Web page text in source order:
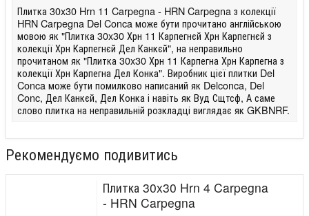
Плитка 30x30 Hrn 11 Carpegna - HRN Carpegna з колекції
HRN Carpegna Del Conca може бути прочитано англійською
мовою як "Плитка 30x30 Хрн 11 Карпегнєй Хрн Карпегнєй з
колекції Хрн Карпегнєй Дел Канкєй", на неправильно
прочитаном як "Плитка 30x30 Хрн 11 Карпегна Хрн Карпегна з
колекції Хрн Карпегна Дел Конка". Виробник цієї плитки Del
Conca може бути помилково написаний як Delconca, Del
Conc, Дел Канкєй, Дел Конка і навіть як Вуд Сщтсф, А саме
слово плитка на неправильній розкладці виглядає як GKBNRF.
Рекомендуємо подивитись
Плитка 30x30 Hrn 4 Carpegna
- HRN Carpegna